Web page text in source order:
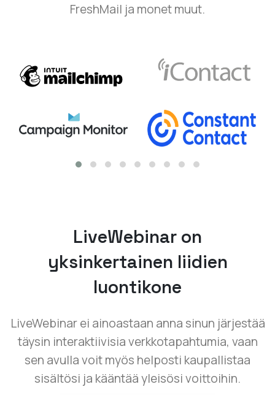
FreshMail ja monet muut.
LiveWebinar on
yksinkertainen liidien
luontikone
LiveWebinar ei ainoastaan anna sinun järjestää
täysin interaktiivisia verkkotapahtumia, vaan
sen avulla voit myös helposti kaupallistaa
sisältösi ja kääntää yleisösi voittoihin.